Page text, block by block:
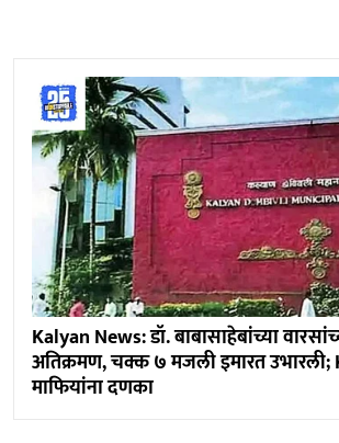
Kalyan News: डॉ. बाबासाहेबांच्या
अतिक्रमण, चक्क ७ मजली इमारत उभारली;
माफियांना दणका